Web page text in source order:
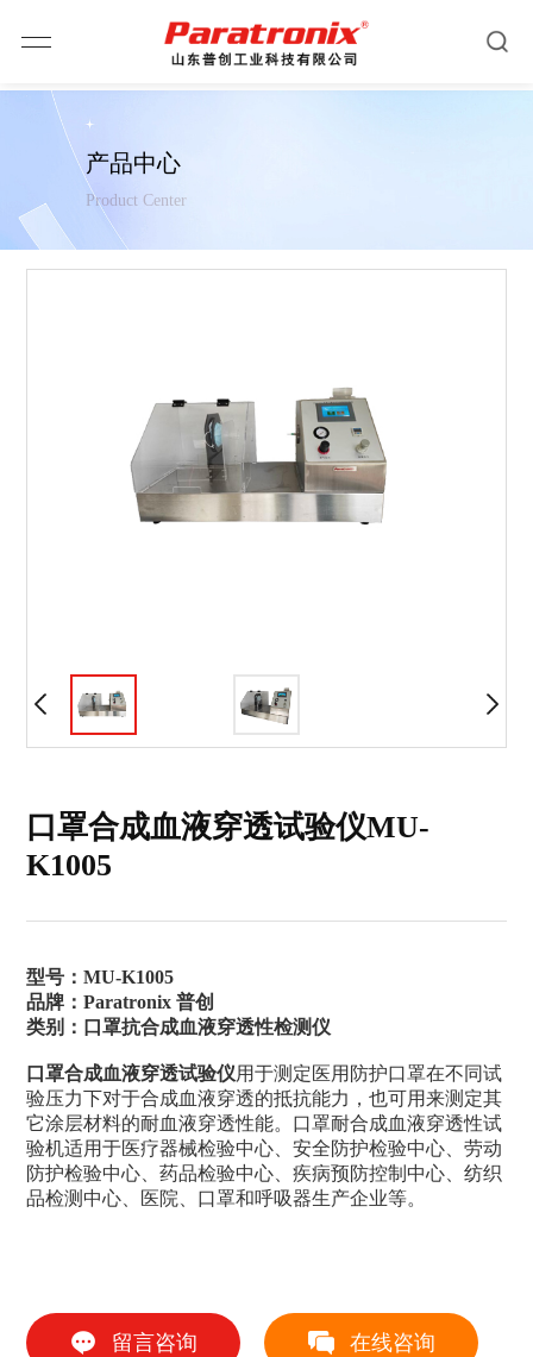
产品中心
Product Center
口罩合成血液穿透试验仪MU-
K1005
型号：MU-K1005
品牌：Paratronix 普创
类别：口罩抗合成血液穿透性检测仪
口罩合成血液穿透试验仪用于测定医用防护口罩在不同试
验压力下对于合成血液穿透的抵抗能力，也可用来测定其
它涂层材料的耐血液穿透性能。口罩耐合成血液穿透性试
验机适用于医疗器械检验中心、安全防护检验中心、劳动
防护检验中心、药品检验中心、疾病预防控制中心、纺织
品检测中心、医院、口罩和呼吸器生产企业等。
留言咨询 在线咨询